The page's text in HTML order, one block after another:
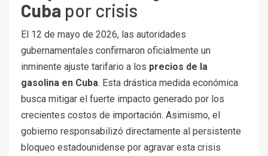
Cuba por crisis
El 12 de mayo de 2026, las autoridades
gubernamentales confirmaron oficialmente un
inminente ajuste tarifario a los precios de la
gasolina en Cuba. Esta drástica medida económica
busca mitigar el fuerte impacto generado por los
crecientes costos de importación. Asimismo, el
gobierno responsabilizó directamente al persistente
bloqueo estadounidense por agravar esta crisis